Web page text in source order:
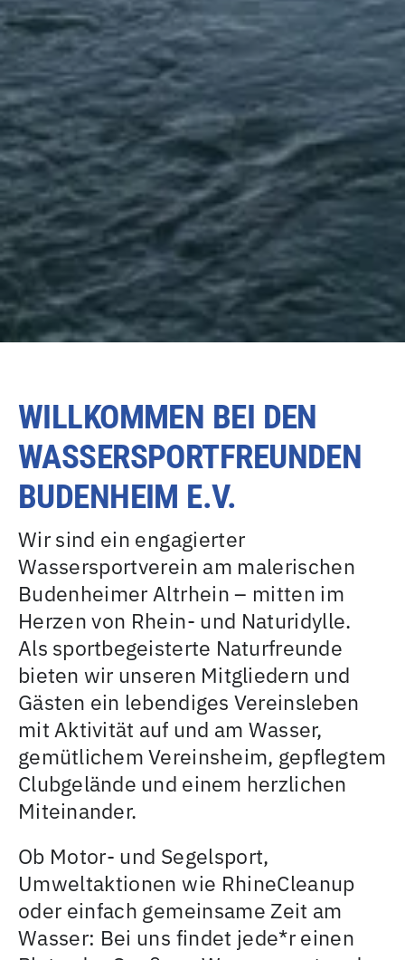
WILLKOMMEN BEI DEN
WASSERSPORTFREUNDEN
BUDENHEIM E.V.
Wir sind ein engagierter
Wassersportverein am malerischen
Budenheimer Altrhein – mitten im
Herzen von Rhein- und Naturidylle.
Als sportbegeisterte Naturfreunde
bieten wir unseren Mitgliedern und
Gästen ein lebendiges Vereinsleben
mit Aktivität auf und am Wasser,
gemütlichem Vereinsheim, gepflegtem
Clubgelände und einem herzlichen
Miteinander.
Ob Motor- und Segelsport,
Umweltaktionen wie RhineCleanup
oder einfach gemeinsame Zeit am
Wasser: Bei uns findet jede*r einen